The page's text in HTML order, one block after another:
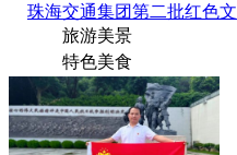
珠海交通集团第二批红色文
旅游美景
特色美食